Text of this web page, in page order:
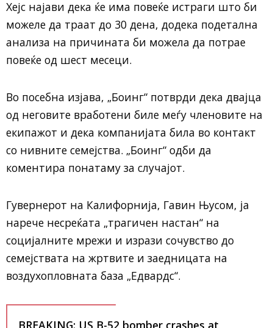
Хејс најави дека ќе има повеќе истраги што би
можеле да траат до 30 дена, додека подетална
анализа на причината би можела да потрае
повеќе од шест месеци.
Во посебна изјава, „Боинг“ потврди дека двајца
од неговите вработени биле меѓу членовите на
екипажот и дека компанијата била во контакт
со нивните семејства. „Боинг“ одби да
коментира понатаму за случајот.
Гувернерот на Калифорнија, Гавин Њусом, ја
нарече несреќата „трагичен настан“ на
социјалните мрежи и изрази сочувство до
семејствата на жртвите и заедницата на
воздухопловната база „Едвардс“.
BREAKING: US B-52 bomber crashes at